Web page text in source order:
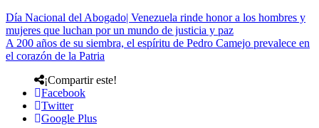
Día Nacional del Abogado| Venezuela rinde honor a los hombres y
mujeres que luchan por un mundo de justicia y paz
A 200 años de su siembra, el espíritu de Pedro Camejo prevalece en
el corazón de la Patria
¡Compartir este!
Facebook
Twitter
Google Plus